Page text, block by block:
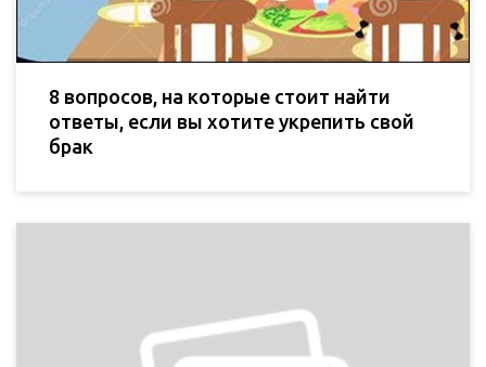
8 вопросов, на которые стоит найти
ответы, если вы хотите укрепить свой
брак